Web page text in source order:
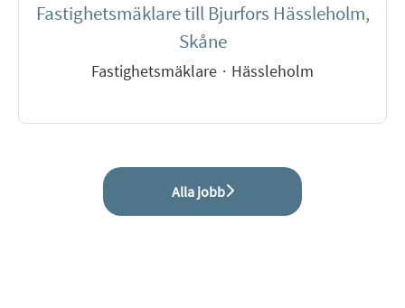
Fastighetsmäklare till Bjurfors Hässleholm,
Skåne
Fastighetsmäklare · Hässleholm
Alla jobb